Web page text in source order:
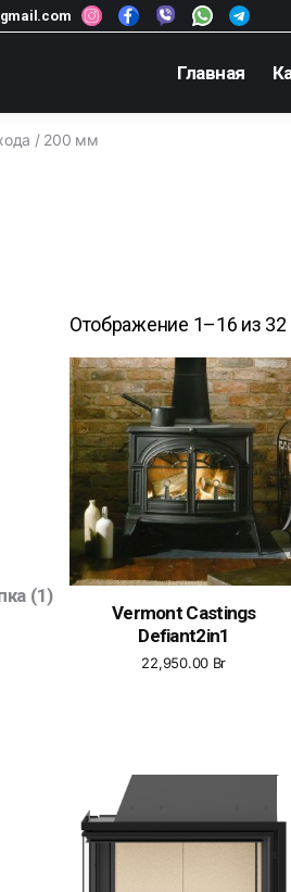
Главная
/ 200 мм
(1)
Отображение 1–16 из 32
Vermont Castings
Defiant2in1
22,950.00 Br